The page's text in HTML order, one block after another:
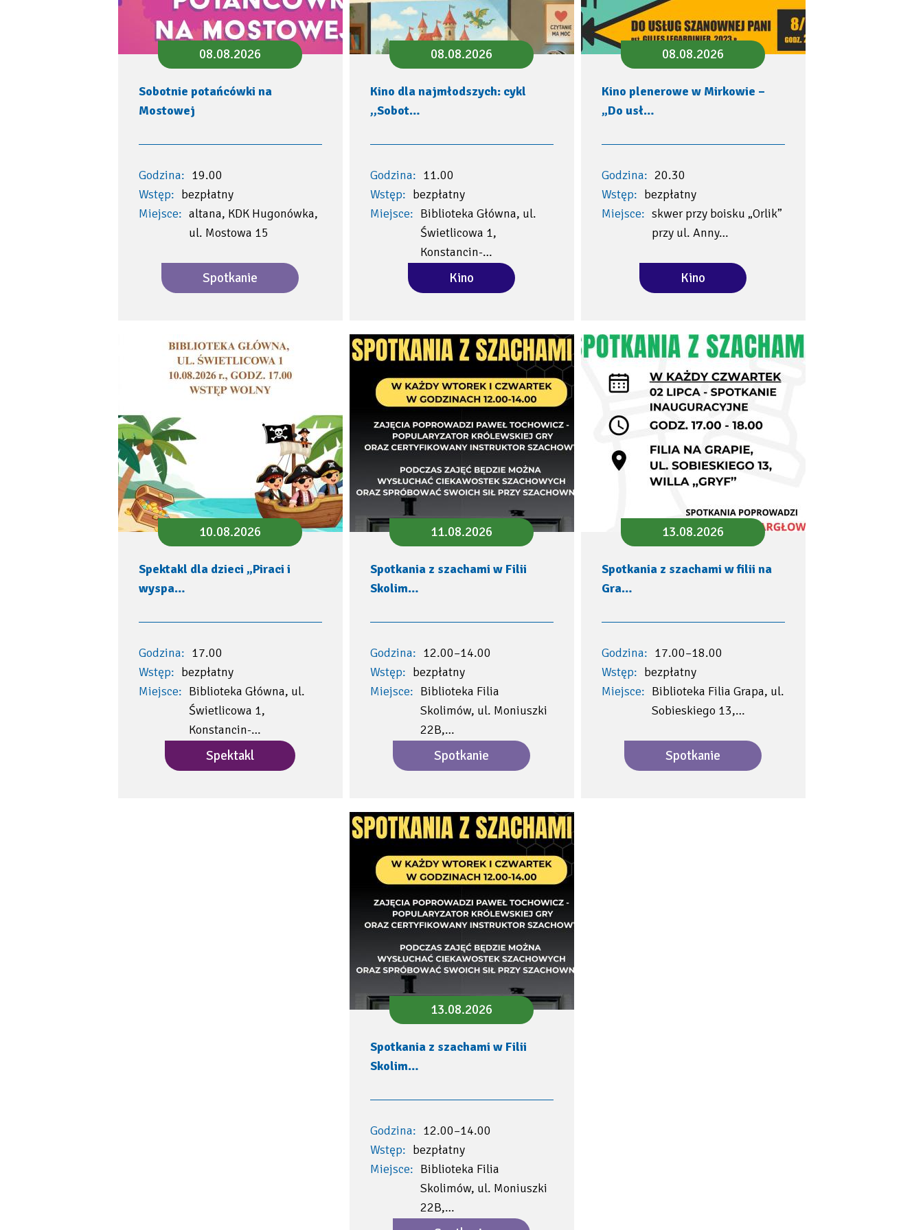
08.08.2026
Sobotnie potańcówki na
Mostowej
Godzina: 19.00
Wstęp: bezpłatny
Miejsce: altana, KDK Hugonówka,
ul. Mostowa 15
Spotkanie
08.08.2026
Kino dla najmłodszych: cykl
,,Sobot…
Godzina: 11.00
Wstęp: bezpłatny
Miejsce: Biblioteka Główna, ul.
Świetlicowa 1,
Konstancin-…
Kino
08.08.2026
Kino plenerowe w Mirkowie –
„Do usł…
Godzina: 20.30
Wstęp: bezpłatny
Miejsce: skwer przy boisku „Orlik”
przy ul. Anny…
Kino
10.08.2026
Spektakl dla dzieci „Piraci i
wyspa…
Godzina: 17.00
Wstęp: bezpłatny
Miejsce: Biblioteka Główna, ul.
Świetlicowa 1,
Konstancin-…
Spektakl
11.08.2026
Spotkania z szachami w Filii
Skolim…
Godzina: 12.00–14.00
Wstęp: bezpłatny
Miejsce: Biblioteka Filia
Skolimów, ul. Moniuszki
22B,…
Spotkanie
13.08.2026
Spotkania z szachami w filii na
Gra…
Godzina: 17.00–18.00
Wstęp: bezpłatny
Miejsce: Biblioteka Filia Grapa, ul.
Sobieskiego 13,…
Spotkanie
13.08.2026
Spotkania z szachami w Filii
Skolim…
Godzina: 12.00–14.00
Wstęp: bezpłatny
Miejsce: Biblioteka Filia
Skolimów, ul. Moniuszki
22B,…